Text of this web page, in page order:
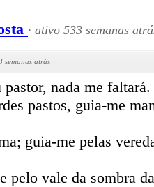
· ativo 533 semanas
semanas atrás
nada me faltará.
pastos, guia-me
guia-me pelas
pelo vale da sombra